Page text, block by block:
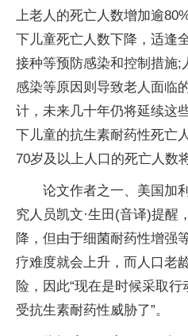
上老人的死亡人数增加逾
下儿童死亡人数下降，适逢
接种等预防感染和控制措施;
感染等原因则导致老人面临
计，未来几十年仍将延续这
下儿童的抗生素耐药性死亡
70岁及以上人口的死亡人数
论文作者之一、美国加
究人员凯文·生田(音译)提醒
降，但由于细菌耐药性增强
疗难度就会上升，而人口老
险，因此“现在是时候采取
受抗生素耐药性威胁了”。